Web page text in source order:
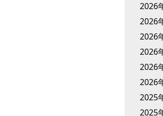
2026
2026
2026
2026
2026
2026
2025
2025